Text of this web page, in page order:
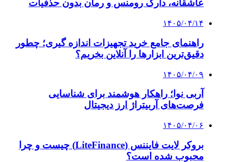
عاشقانه، دارک رومنس و رمان بدون حذفیات
۱۴۰۵/۰۴/۱۴
راهنمای جامع خرید تجهیزات اندازه گیری؛ چطور
دقیق‌ترین ابزارها را آنلاین بخریم؟
۱۴۰۵/۰۴/۰۹
آربی نوا؛ راهکار هوشمند برای شناسایی
فرصت‌های آربیتراژ ارز دیجیتال
۱۴۰۵/۰۴/۰۶
بروکر لایت فایننس (LiteFinance) چیست و چرا
محبوب شده است؟